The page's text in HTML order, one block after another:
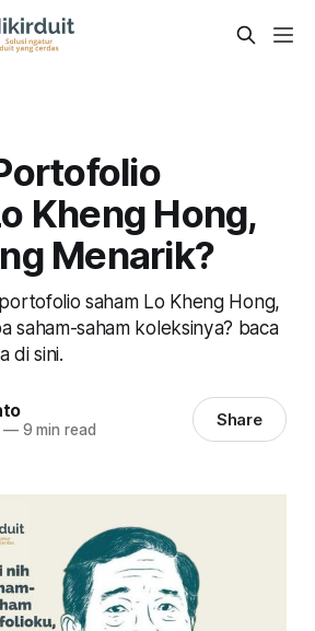
Kheng Hong,
Menarik?
saham Lo Kheng Hong,
saham-saham koleksinya? baca
di sini.
—9 min read Share